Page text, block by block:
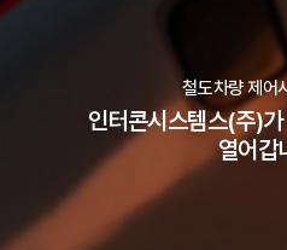
철도차량 제어
인터콘시스템스(주)
열어갑